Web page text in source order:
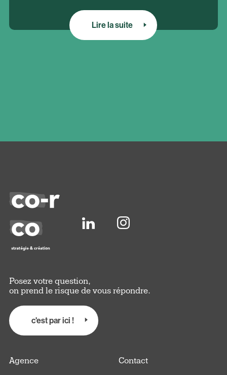
Lire la suite
Posez votre question,
on prend le risque de vous répondre.
c'est par ici !
Agence Contact